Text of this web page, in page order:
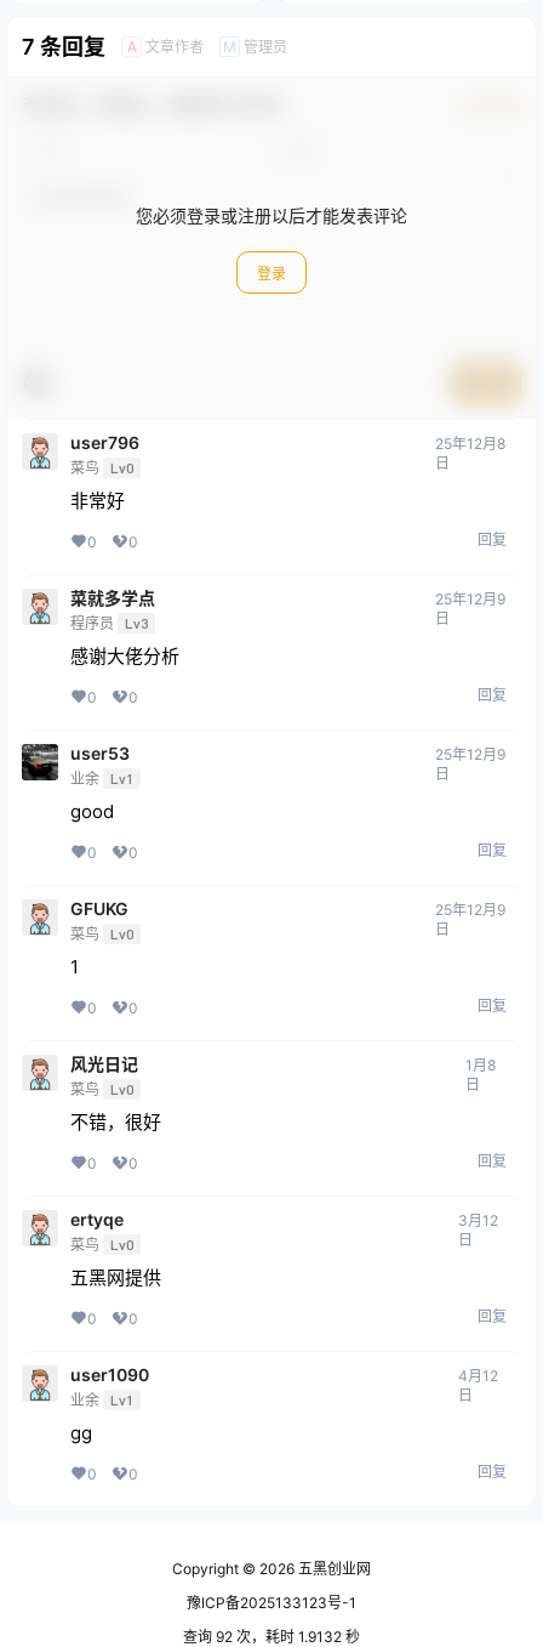
7 条回复 A 文章作者 M 管理员
您必须登录或注册以后才能发表评论
登录
user796
菜鸟 Lv0
25年12月8
日
非常好
0 0 回复
菜就多学点
程序员 Lv3
25年12月9
日
感谢大佬分析
0 0 回复
user53
业余 Lv1
25年12月9
日
good
0 0 回复
GFUKG
菜鸟 Lv0
25年12月9
日
1
0 0 回复
风光日记
菜鸟 Lv0
1月8
日
不错，很好
0 0 回复
ertyqe
菜鸟 Lv0
3月12
日
五黑网提供
0 0 回复
user1090
业余 Lv1
4月12
日
gg
0 0 回复
Copyright © 2026 五黑创业网
豫ICP备2025133123号-1
查询 92 次，耗时 1.9132 秒